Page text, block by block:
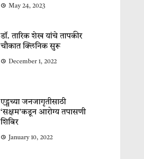
May 24, 2023
डॉ. तारिक शेख यांचे तापकीर
चौकात क्लिनिक सुरू
December 1, 2022
एड्सच्या जनजागृतीसाठी
‘सक्षम’कडून आरोग्य तपासणी
शिबिर
January 10, 2022